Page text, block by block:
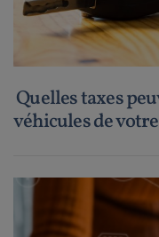
Quelles taxes
véhicules de